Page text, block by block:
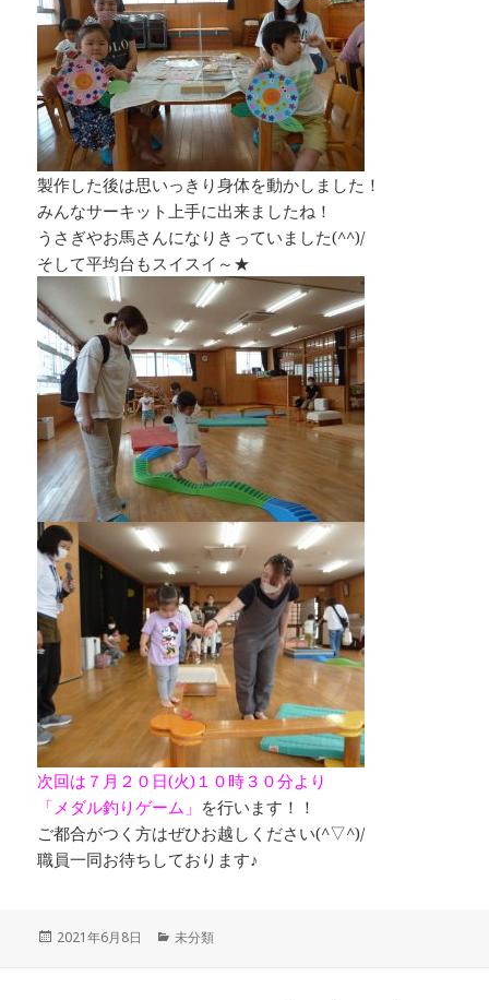
製作した後は思いっきり身体を動かしました！
みんなサーキット上手に出来ましたね！
うさぎやお馬さんになりきっていました(^^)/
そして平均台もスイスイ～★
次回は７月２０日(火)１０時３０分より
「メダル釣りゲーム」 を行います！！
ご都合がつく方はぜひお越しください(^▽^)/
職員一同お待ちしております♪
投
2021年6月8日
カ
未分類